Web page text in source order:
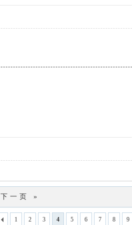
下一页 »
1 2 3 4 5 6 7 8 9